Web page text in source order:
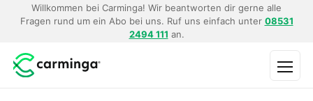
Willkommen bei Carminga! Wir beantworten dir gerne alle
Fragen rund um ein Abo bei uns. Ruf uns einfach unter 08531
2494 111 an.